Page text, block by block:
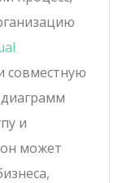
совместную
и
может